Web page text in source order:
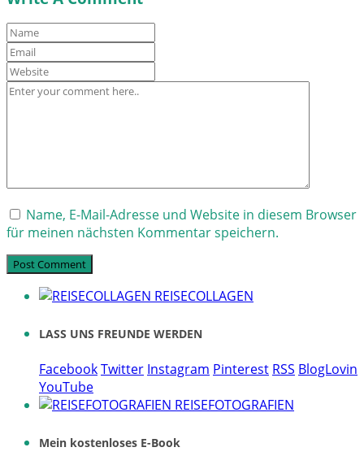
Name, E-Mail-Adresse und Website in diesem Browser
für meinen nächsten Kommentar speichern.
REISECOLLAGEN
LASS UNS FREUNDE WERDEN
FacebookTwitter Instagram Pinterest RSS BlogLovin
YouTube
REISEFOTOGRAFIEN
Mein kostenloses E-Book